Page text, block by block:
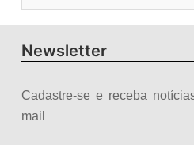
Newsletter
Cadastre-se e receba
mail